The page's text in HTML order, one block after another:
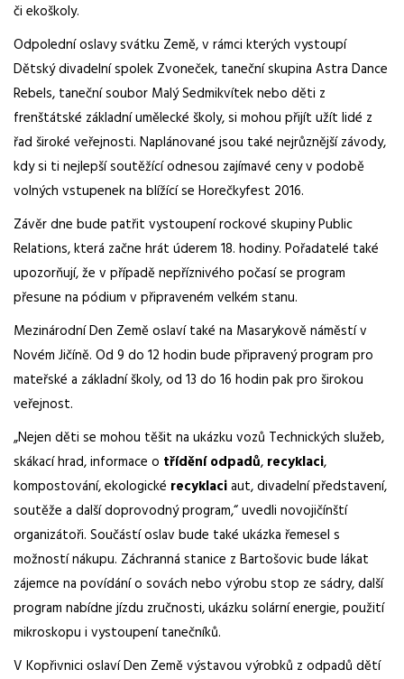
či ekoškoly.
Odpolední oslavy svátku Země, v rámci kterých vystoupí
Dětský divadelní spolek Zvoneček, taneční skupina Astra Dance
Rebels, taneční soubor Malý Sedmikvítek nebo děti z
frenštátské základní umělecké školy, si mohou přijít užít lidé z
řad široké veřejnosti. Naplánované jsou také nejrůznější závody,
kdy si ti nejlepší soutěžící odnesou zajímavé ceny v podobě
volných vstupenek na blížící se Horečkyfest 2016.
Závěr dne bude patřit vystoupení rockové skupiny Public
Relations, která začne hrát úderem 18. hodiny. Pořadatelé také
upozorňují, že v případě nepříznivého počasí se program
přesune na pódium v připraveném velkém stanu.
Mezinárodní Den Země oslaví také na Masarykově náměstí v
Novém Jičíně. Od 9 do 12 hodin bude připravený program pro
mateřské a základní školy, od 13 do 16 hodin pak pro širokou
veřejnost.
„Nejen děti se mohou těšit na ukázku vozů Technických služeb,
skákací hrad, informace o třídění odpadů, recyklaci,
kompostování, ekologické recyklaciaut, divadelní představení,
soutěže a další doprovodný program,“ uvedli novojičínští
organizátoři. Součástí oslav bude také ukázka řemesel s
možností nákupu. Záchranná stanice z Bartošovic bude lákat
zájemce na povídání o sovách nebo výrobu stop ze sádry, další
program nabídne jízdu zručnosti, ukázku solární energie, použití
mikroskopu i vystoupení tanečníků.
V Kopřivnici oslaví Den Země výstavou výrobků z odpadů dětí